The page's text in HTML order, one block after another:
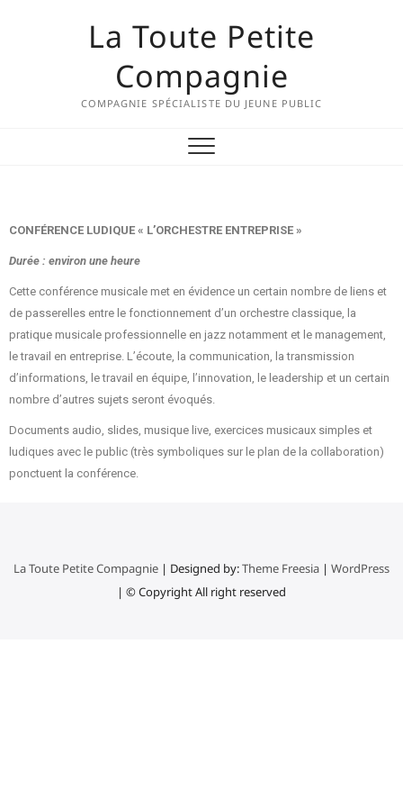
La Toute Petite
Compagnie
COMPAGNIE SPÉCIALISTE DU JEUNE PUBLIC
CONFÉRENCE LUDIQUE « L’ORCHESTRE ENTREPRISE »
Durée : environ une heure
Cette conférence musicale met en évidence un certain nombre de liens et
de passerelles entre le fonctionnement d’un orchestre classique, la
pratique musicale professionnelle en jazz notamment et le management,
le travail en entreprise. L’écoute, la communication, la transmission
d’informations, le travail en équipe, l’innovation, le leadership et un certain
nombre d’autres sujets seront évoqués.
Documents audio, slides, musique live, exercices musicaux simples et
ludiques avec le public (très symboliques sur le plan de la collaboration)
ponctuent la conférence.
La Toute Petite Compagnie| Designed by:Theme Freesia| WordPress
| © Copyright All right reserved